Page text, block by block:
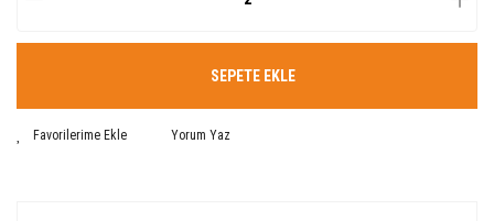
SEPETE EKLE
Yorum Yaz